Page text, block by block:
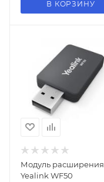
В КОРЗИНУ
Модуль расширения
Yealink WF50